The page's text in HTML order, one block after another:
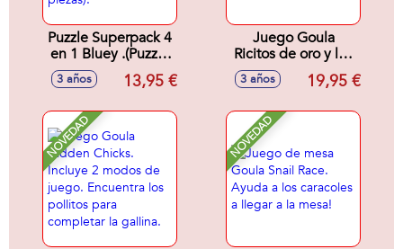
Puzzle Superpack 4
en 1 Bluey .(Puzzle
25 otro 50 un juego
de memoria y un
piezas).
3 años 13,95 €
Juego Goula
Ricitos de oro y los
tres osos. 2
modelos de juego
reversible.
3 años 19,95 €
NOVEDAD NOVEDAD